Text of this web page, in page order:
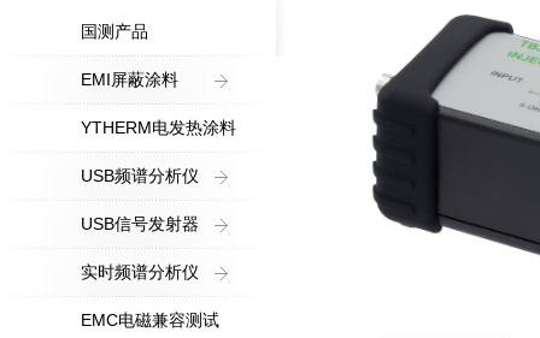
国测产品
EMI屏蔽涂料
YTHERM电发热涂料
USB频谱分析仪
USB信号发射器
实时频谱分析仪
EMC电磁兼容测试